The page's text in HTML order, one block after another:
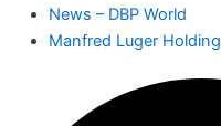
News – DBP World
Manfred Luger Holding